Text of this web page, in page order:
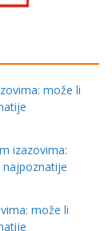
može li
izazovima:
najpoznatije
može li